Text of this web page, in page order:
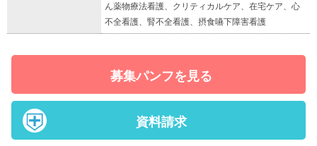
ん薬物療法看護、クリティカルケア、在宅ケア、心
不全看護、腎不全看護、摂食嚥下障害看護
募集パンフを見る
資料請求